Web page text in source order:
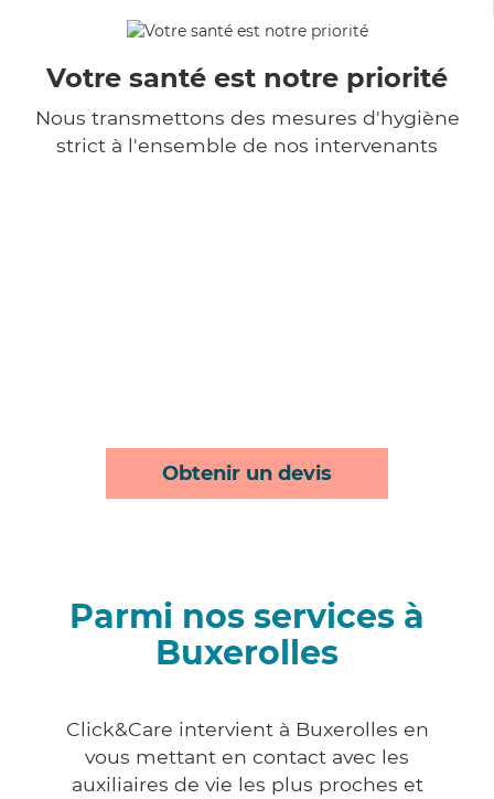
Votre santé est notre priorité
Nous transmettons des mesures d'hygiène
strict à l'ensemble de nos intervenants
Obtenir un devis
Parmi nos services à
Buxerolles
Click&Care intervient à Buxerolles en
vous mettant en contact avec les
auxiliaires de vie les plus proches et